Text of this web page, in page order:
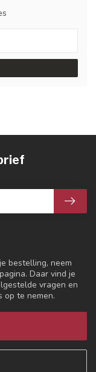
bestelling, neem
Daar vind je
vragen en
op te nemen.